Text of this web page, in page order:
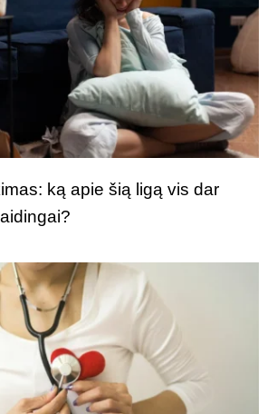
ką apie šią ligą vis dar